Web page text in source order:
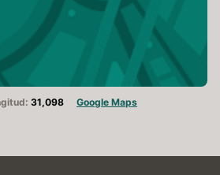
31,098 Google Maps